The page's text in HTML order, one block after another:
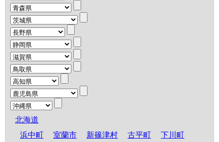
北海道
浜中町
室蘭市 新篠津村 古平町 下川町